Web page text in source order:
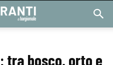
tra bosco, orto e